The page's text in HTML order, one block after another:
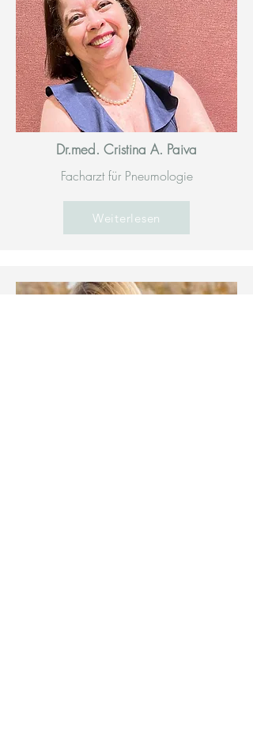
Dr.med. Cristina A. Paiva
Facharzt für Pneumologie
Weiterlesen